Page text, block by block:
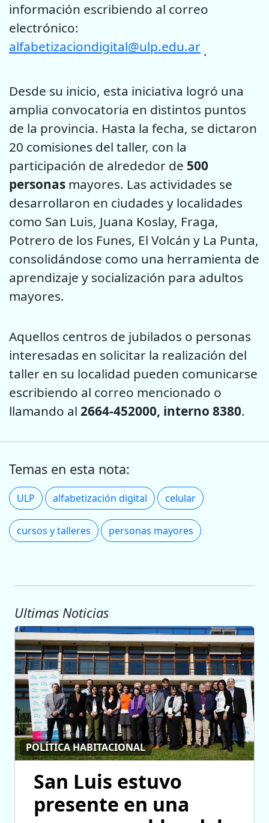
información escribiendo al correo
electrónico:
alfabetizaciondigital@ulp.edu.ar .
Desde su inicio, esta iniciativa logró una
amplia convocatoria en distintos puntos
de la provincia. Hasta la fecha, se dictaron
20 comisiones del taller, con la
participación de alrededor de 500
personas mayores. Las actividades se
desarrollaron en ciudades y localidades
como San Luis, Juana Koslay, Fraga,
Potrero de los Funes, El Volcán y La Punta,
consolidándose como una herramienta de
aprendizaje y socialización para adultos
mayores.
Aquellos centros de jubilados o personas
interesadas en solicitar la realización del
taller en su localidad pueden comunicarse
escribiendo al correo mencionado o
llamando al 2664-452000, interno 8380.
Temas en esta nota:
ULP alfabetización digital celular
cursos y talleres personas mayores
Ultimas Noticias
POLÍTICA HABITACIONAL
San Luis estuvo
presente en una